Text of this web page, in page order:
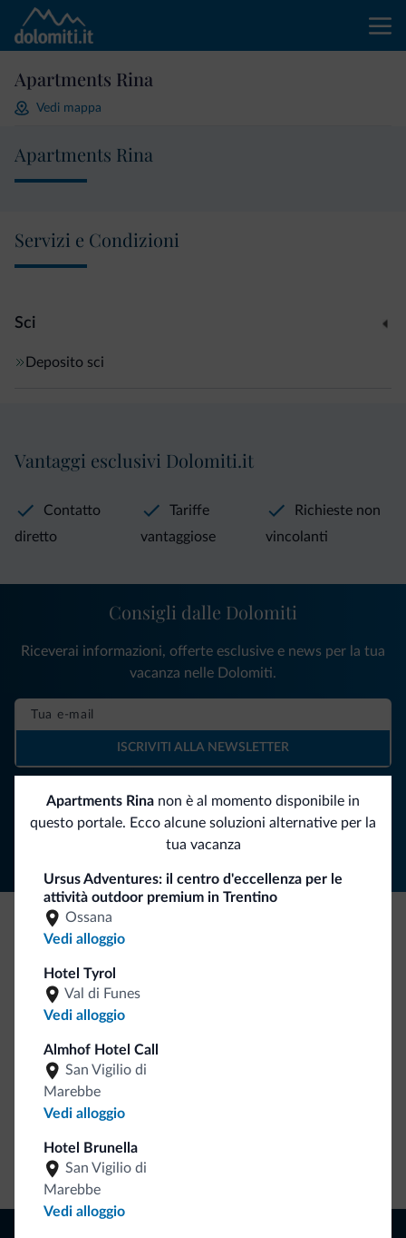
Apartments Rina
Vedi mappa
Apartments Rina
Servizi e Condizioni
Sci
Deposito sci
Apartments Rina non è al momento disponibile in
questo portale. Ecco alcune soluzioni alternative per la
tua vacanza
Ursus Adventures: il centro d'eccellenza per le
attività outdoor premium in Trentino
Ossana
Vedi alloggio
Hotel Tyrol
Val di Funes
Vedi alloggio
Almhof Hotel Call
San Vigilio di
Marebbe
Vedi alloggio
Hotel Brunella
San Vigilio di
Marebbe
Vedi alloggio
Vantaggi esclusivi Dolomiti.it
Contatto
diretto
Tariffe
vantaggiose
Richieste non
vincolanti
Segui Dolomiti.it
Consigli dalle Dolomiti
Riceverai informazioni, offerte esclusive e news per la tua
vacanza nelle Dolomiti.
ISCRIVITI ALLA NEWSLETTER
Be Original, scopri la nuova collezione
Ce l'avete chiesto in tanti. Ecco la nuova collezione firmata
Dolomiti.it!